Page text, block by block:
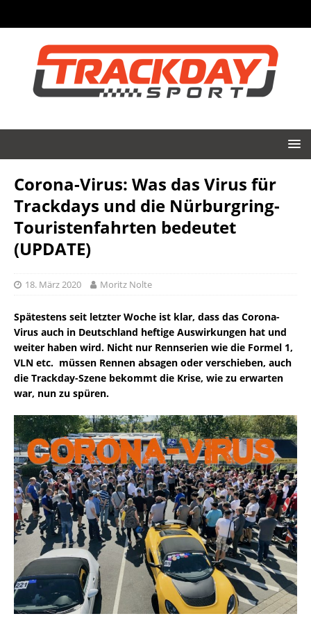
Corona-Virus: Was das Virus für
Trackdays und die Nürburgring-
Touristenfahrten bedeutet
(UPDATE)
18. März 2020 Moritz Nolte
Spätestens seit letzter Woche ist klar, dass das Corona-
Virus auch in Deutschland heftige Auswirkungen hat und
weiter haben wird. Nicht nur Rennserien wie die Formel 1,
VLN etc. müssen Rennen absagen oder verschieben, auch
die Trackday-Szene bekommt die Krise, wie zu erwarten
war, nun zu spüren.